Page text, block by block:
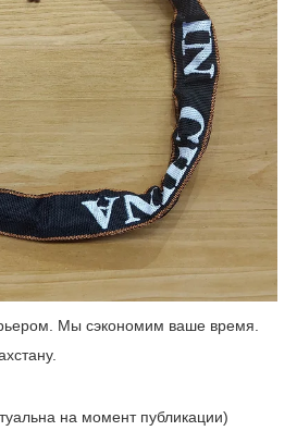
Мы сэкономим ваше время.
на момент публикации)